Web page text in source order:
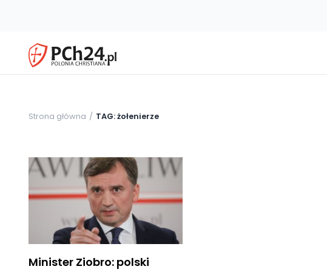
Strona główna TAG: żołenierze
Minister Ziobro: polski